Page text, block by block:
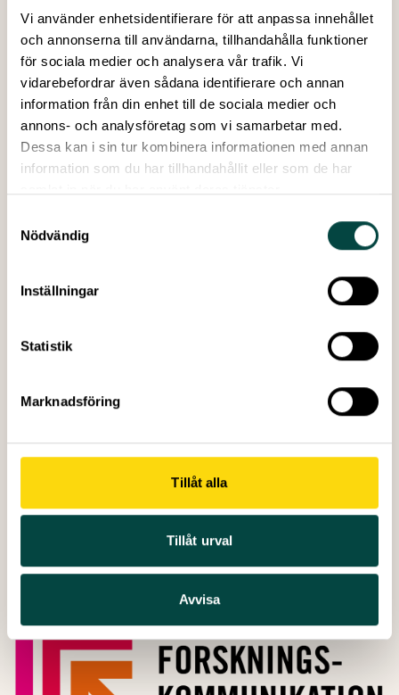
Vi använder enhetsidentifierare för att anpassa innehållet
och annonserna till användarna, tillhandahålla funktioner
för sociala medier och analysera vår trafik. Vi
vidarebefordrar även sådana identifierare och annan
information från din enhet till de sociala medier och
annons- och analysföretag som vi samarbetar med.
Dessa kan i sin tur kombinera informationen med annan
information som du har tillhandahållit eller som de har
Nödvändig
Inställningar
Statistik
Marknadsföring
Tillåt alla
Tillåt urval
Avvisa
Ana Godinho
, Head of Communications and
Engagement, ESS
Utmärkelsen Hall of Fame 2025 delas ut
Bryta genom bruset – hur man fångar ungas
uppmärksamhet i sociala medier
Catherine Fulgencio, sociala medier-redaktör, Forskning
och Framsteg
Årets Forskar Grand Prix-vinnare framträder
Linus Sköld, riksdagsledamot (S) och ordförande Rifo
kommun
Josefina Syssner,
professor och föreståndare på
Thomas Norrby,
15:30 – 16:00 Sammanfattning av dagen och
framåtblickande
Reflektioner från dagen och de tre parallella
spåren
, kommunikatör, Umeå universitet
Erika Karlsson, kommunikatör, Institutet för